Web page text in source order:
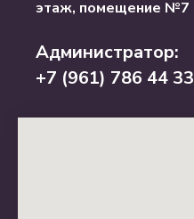
этаж, помещение №7
Администратор:
+7 (961) 786 44 33